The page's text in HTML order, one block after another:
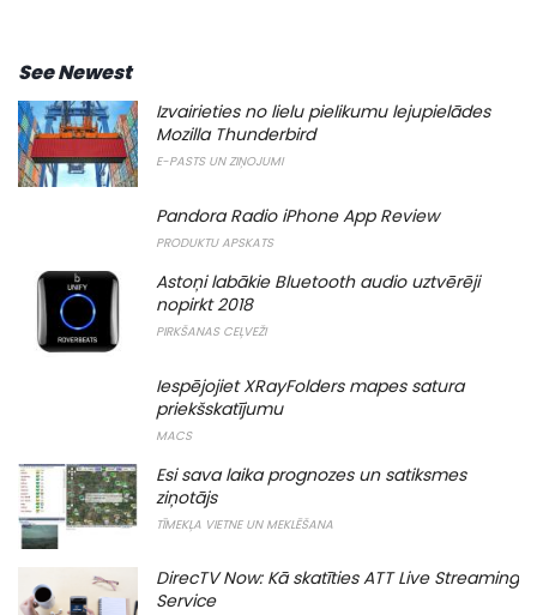
See Newest
Izvairieties no lielu pielikumu lejupielādes
Mozilla Thunderbird
E-PASTS UN ZIŅOJUMI
Pandora Radio iPhone App Review
PRODUKTU APSKATS
Astoņi labākie Bluetooth audio uztvērēji
nopirkt 2018
PIRKŠANAS CEĻVEŽI
Iespējojiet XRayFolders mapes satura
priekšskatījumu
MACS
Esi sava laika prognozes un satiksmes
ziņotājs
TĪMEKĻA VIETNE UN MEKLĒŠANA
DirecTV Now: Kā skatīties ATT Live Streaming
Service